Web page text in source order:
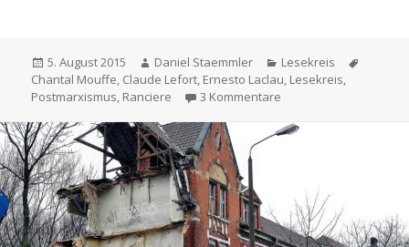
Veröffentlicht
am
5. August 2015 Autor
Daniel Staemmler Kategorien
Lesekreis
Chantal Mouffe Claude Lefort Ernesto Laclau Lesekreis
Postmarxismus Ranciere 3 Kommentare